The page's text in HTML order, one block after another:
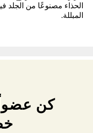
الحذاء مصنوعًا من الجلد
المبللة.
كن